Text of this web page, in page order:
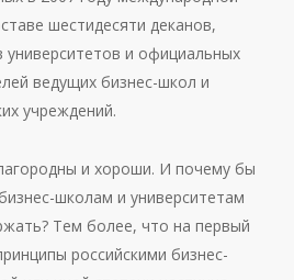
шестидесяти деканов,
университетов и официальных
ведущих бизнес-школ и
учреждений.
и хороши. И почему бы
школам и университетам
Тем более, что на первый
российскими бизнес-